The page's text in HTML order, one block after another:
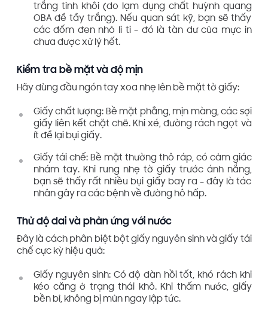
trắng tinh khôi (do lạm dụng chất huỳnh quang
OBA để tẩy trắng). Nếu quan sát kỹ, bạn sẽ thấy
các đốm đen nhỏ li ti – đó là tàn dư của mực in
chưa được xử lý hết.
Kiểm tra bề mặt và độ mịn
Hãy dùng đầu ngón tay xoa nhẹ lên bề mặt tờ giấy:
Giấy chất lượng: Bề mặt phẳng, mịn màng, các sợi
giấy liên kết chặt chẽ. Khi xé, đường rách ngọt và
ít để lại bụi giấy.
Giấy tái chế: Bề mặt thường thô ráp, có cảm giác
nhám tay. Khi rung nhẹ tờ giấy trước ánh nắng,
bạn sẽ thấy rất nhiều bụi giấy bay ra – đây là tác
nhân gây ra các bệnh về đường hô hấp.
Thử độ dai và phản ứng với nước
Đây là cách phân biệt bột giấy nguyên sinh và giấy tái
chế cực kỳ hiệu quả:
Giấy nguyên sinh: Có độ đàn hồi tốt, khó rách khi
kéo căng ở trạng thái khô. Khi thấm nước, giấy
bền bỉ, không bị mủn ngay lập tức.